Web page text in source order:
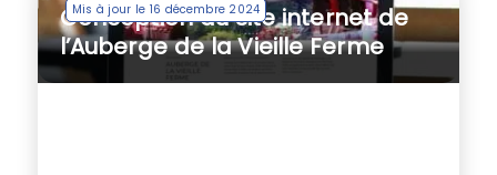
Mis à jour le 16 décembre 2024
Conception du site internet de
l’Auberge de la Vieille Ferme